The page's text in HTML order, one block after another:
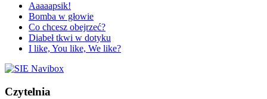
Aaaaapsik!
Bomba w głowie
Co chcesz obejrzeć?
Diabeł tkwi w dotyku
I like, You like, We like?
Czytelnia